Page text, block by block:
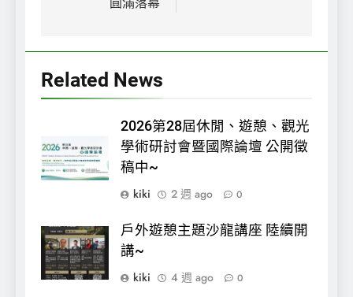
Related News
2026第28屆休閒、遊憩、觀光
學術研討會暨國際論壇 公開徵
稿中~
kiki
2 週 ago 0
戶外遊憩主題沙龍講座 陸續開
講~
kiki
4 週 ago 0